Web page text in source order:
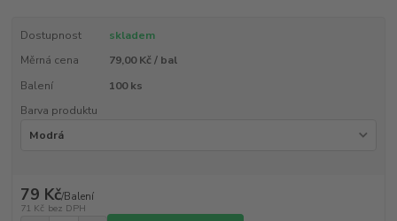
Dostupnost
skladem
Měrná cena
79,00 Kč / bal
Balení
100 ks
Barva produktu
79 Kč/Balení
71 Kč bez DPH